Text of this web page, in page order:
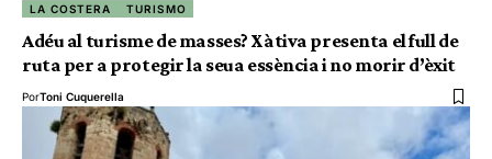
LA COSTERA TURISMO
Adéu al turisme de masses? Xàtiva presenta el full de
ruta per a protegir la seua essència i no morir d’èxit
PorToni Cuquerella